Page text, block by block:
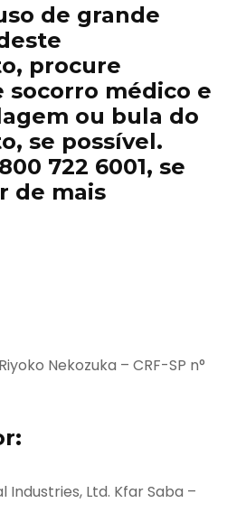
de grande
procure
socorro médico e
ou bula do
se possível.
722 6001, se
de mais
Nekozuka – CRF-SP n°
Ltd. Kfar Saba –